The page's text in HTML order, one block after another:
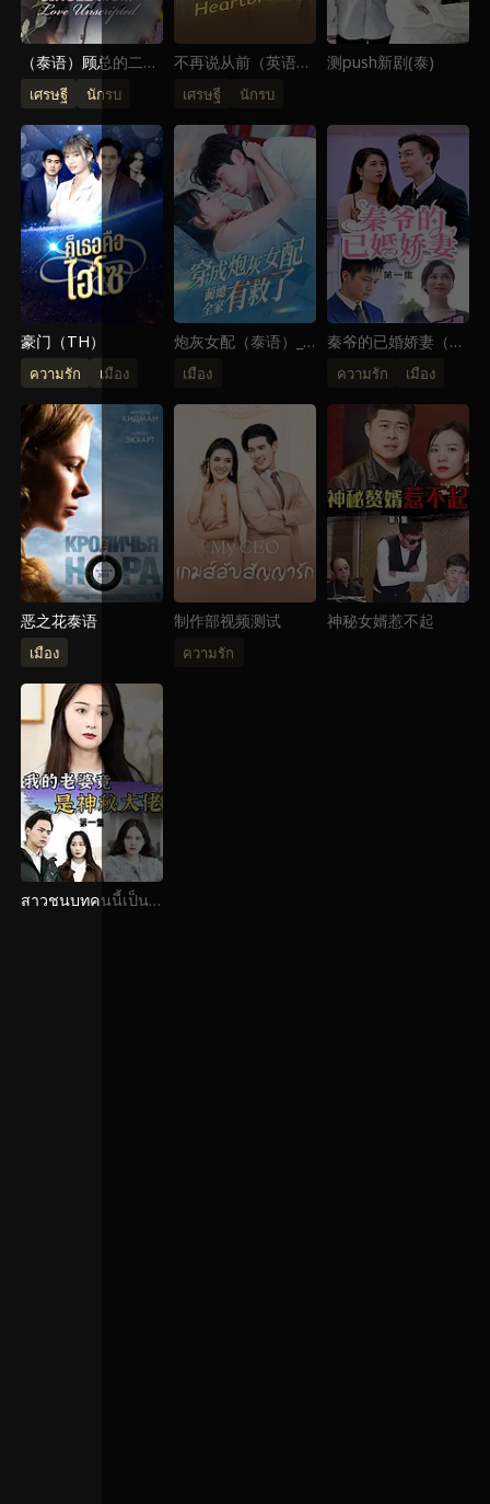
（泰语）顾总的二婚
娇妻
เศรษฐี นักรบ
不再说从前（英语）
不再说从前（英语）
不再说从前（英语）
不再说从前（英语）
เศรษฐี นักรบ
测push新剧(泰)
豪门（TH）
ความรัก เมือง
炮灰女配（泰语）_
腾讯
เมือง
秦爷的已婚娇妻（泰
ความรัก เมือง
恶之花泰语
เมือง
制作部视频测试
ความรัก
神秘女婿惹不起
สาวชนบทคนนี้เป็น